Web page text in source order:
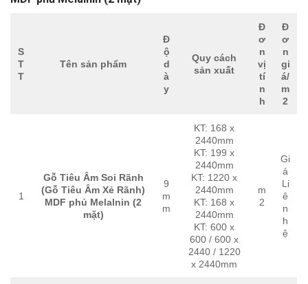
S
T
T
Tên sản phẩm
Đ
ộ
d
à
y
Quy cách
sản xuất
Đ
ơ
n
vị
tí
n
h
Đ
ơ
n
gi
á/
m
2
1
Gỗ Tiêu Âm Soi Rãnh
(Gỗ Tiêu Âm Xẻ Rãnh)
MDF phủ Melalnin (2
mặt)
9
m
m
KT: 168 x
2440mm
KT: 199 x
2440mm
KT: 1220 x
2440mm
KT: 168 x
2440mm
KT: 600 x
600 / 600 x
2440 / 1220
x 2440mm
m
2
Gi
á
Li
ê
n
h
ệ